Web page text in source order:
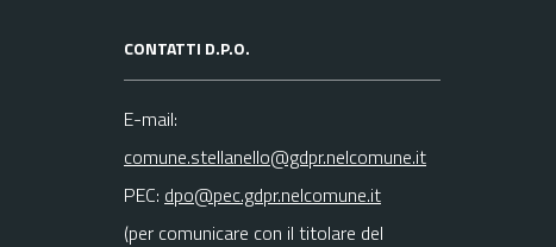
CONTATTI D.P.O.
E-mail:
comune.stellanello@gdpr.nelcomune.it
PEC: dpo@pec.gdpr.nelcomune.it
(per comunicare con il titolare del